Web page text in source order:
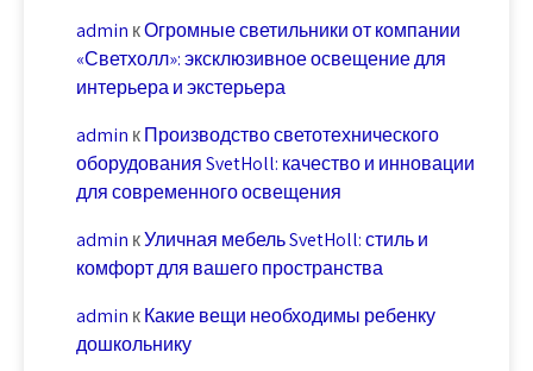
admin кОгромные светильники от компании
«Светхолл»: эксклюзивное освещение для
интерьера и экстерьера
admin кПроизводство светотехнического
оборудования SvetHoll: качество и инновации
для современного освещения
admin кУличная мебель SvetHoll: стиль и
комфорт для вашего пространства
admin кКакие вещи необходимы ребенку
дошкольнику